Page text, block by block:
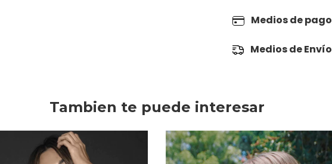
Medios de pago
Medios de Envío
Tambien te puede interesar